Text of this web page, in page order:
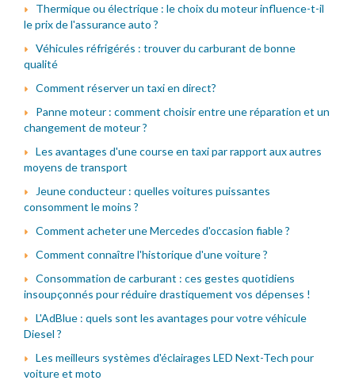
Thermique ou électrique : le choix du moteur influence-t-il
le prix de l'assurance auto ?
Véhicules réfrigérés : trouver du carburant de bonne
qualité
Comment réserver un taxi en direct?
Panne moteur : comment choisir entre une réparation et un
changement de moteur ?
Les avantages d'une course en taxi par rapport aux autres
moyens de transport
Jeune conducteur : quelles voitures puissantes
consomment le moins ?
Comment acheter une Mercedes d'occasion fiable ?
Comment connaître l'historique d'une voiture ?
Consommation de carburant : ces gestes quotidiens
insoupçonnés pour réduire drastiquement vos dépenses !
L'AdBlue : quels sont les avantages pour votre véhicule
Diesel ?
Les meilleurs systèmes d'éclairages LED Next-Tech pour
voiture et moto